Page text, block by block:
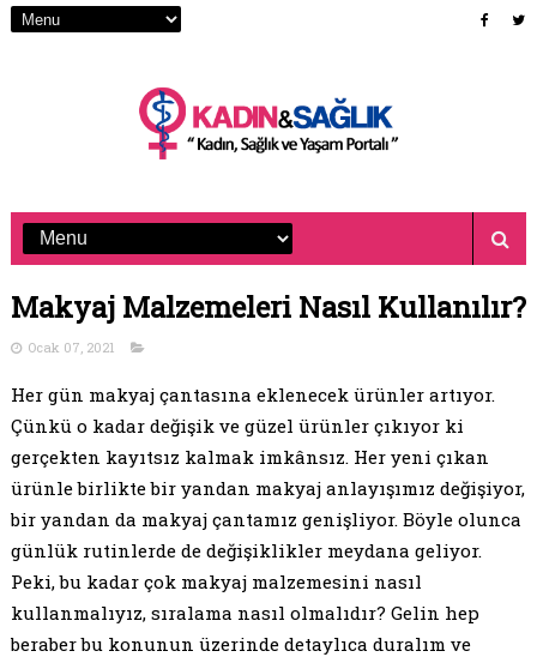
Makyaj Malzemeleri Nasıl Kullanılır?
Ocak 07, 2021
Her gün makyaj çantasına eklenecek ürünler artıyor.
Çünkü o kadar değişik ve güzel ürünler çıkıyor ki
gerçekten kayıtsız kalmak imkânsız. Her yeni çıkan
ürünle birlikte bir yandan makyaj anlayışımız değişiyor,
bir yandan da makyaj çantamız genişliyor. Böyle olunca
günlük rutinlerde de değişiklikler meydana geliyor.
Peki, bu kadar çok makyaj malzemesini nasıl
kullanmalıyız, sıralama nasıl olmalıdır? Gelin hep
beraber bu konunun üzerinde detaylıca duralım ve